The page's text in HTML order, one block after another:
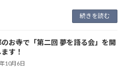
続きを読む
お寺で「第二回 夢を語る会」を開
す！
10月6日